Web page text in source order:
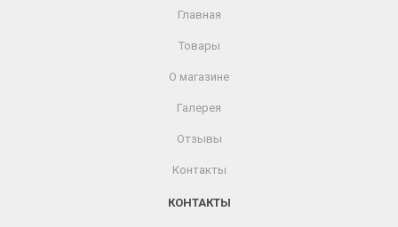
Главная
Товары
О магазине
Галерея
Отзывы
Контакты
КОНТАКТЫ